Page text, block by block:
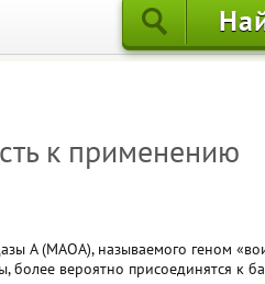
к применению
А (MAOA), называемого геном
более вероятно присоединятся к